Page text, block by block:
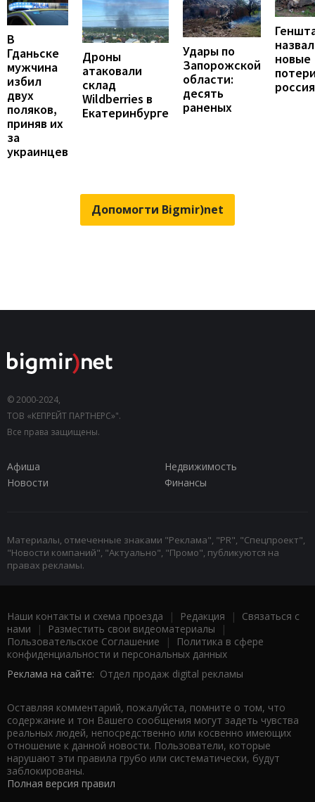
В
Гданьске
мужчина
избил
двух
поляков,
приняв их
за
украинцев
Дроны
атаковали
склад
Wildberries в
Екатеринбурге
Удары по
Запорожской
области:
десять
раненых
назвал
новые
Допомогти Bigmir)net
© 2000-2024,
ТОВ «КЕПРЕЙТ ПАРТНЕРС»".
Все права защищены.
Афиша
Недвижимость
Новости
Финансы
Материалы, отмеченные знаками "Реклама", "PR", "Спецпроект",
"Новости компаний", "Актуально", "Промо", публикуются на
правах рекламы.
Наши контакты и схема проезда | Редакция | Связаться с
нами | Разместить свои видеоматериалы |
Пользовательское Соглашение |
Политика в сфере
конфиденциальности и персональных данных
Реклама на сайте: Отдел продаж digital рекламы
Оставляя комментарий, пожалуйста, помните о том, что
содержание и тон Вашего сообщения могут задеть чувства
реальных людей, непосредственно или косвенно имеющих
отношение к данной новости. Пользователи, которые
нарушают эти правила грубо или систематически, будут
заблокированы.
Полная версия правил